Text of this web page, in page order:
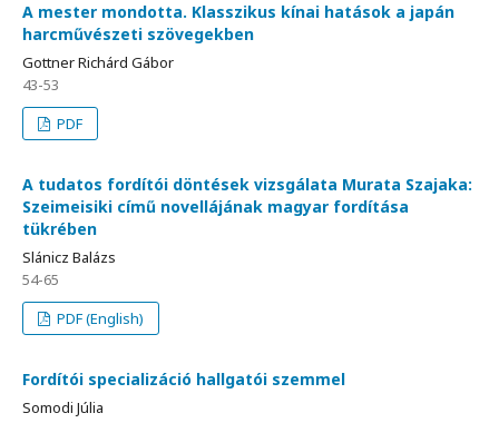
A mester mondotta. Klasszikus kínai hatások a japán
harcművészeti szövegekben
Gottner Richárd Gábor
43-53
PDF
A tudatos fordítói döntések vizsgálata Murata Szajaka:
Szeimeisiki című novellájának magyar fordítása
tükrében
Slánicz Balázs
54-65
PDF (English)
Fordítói specializáció hallgatói szemmel
Somodi Júlia